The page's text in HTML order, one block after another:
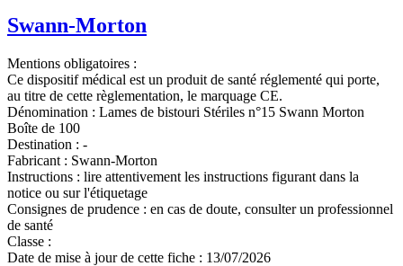
Swann-Morton
Mentions obligatoires :
Ce dispositif médical est un produit de santé réglementé qui porte,
au titre de cette règlementation, le marquage CE.
Dénomination : Lames de bistouri Stériles n°15 Swann Morton
Boîte de 100
Destination : -
Fabricant : Swann-Morton
Instructions : lire attentivement les instructions figurant dans la
notice ou sur l'étiquetage
Consignes de prudence : en cas de doute, consulter un professionnel
de santé
Classe :
Date de mise à jour de cette fiche : 13/07/2026